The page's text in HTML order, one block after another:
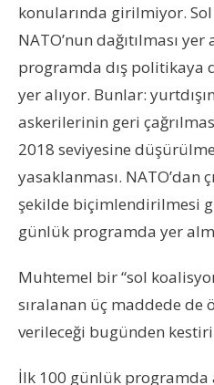
konularında girilmiyor.
NATO’nun dağıtılması
programda dış politikaya
yer alıyor. Bunlar:
askerilerinin geri
2018 seviyesine
yasaklanması. NATO’dan
şekilde biçimlendirilmesi
günlük programda yer
Muhtemel bir “sol
sıralanan üç maddede de
verileceği bugünden
İlk 100 günlük programda